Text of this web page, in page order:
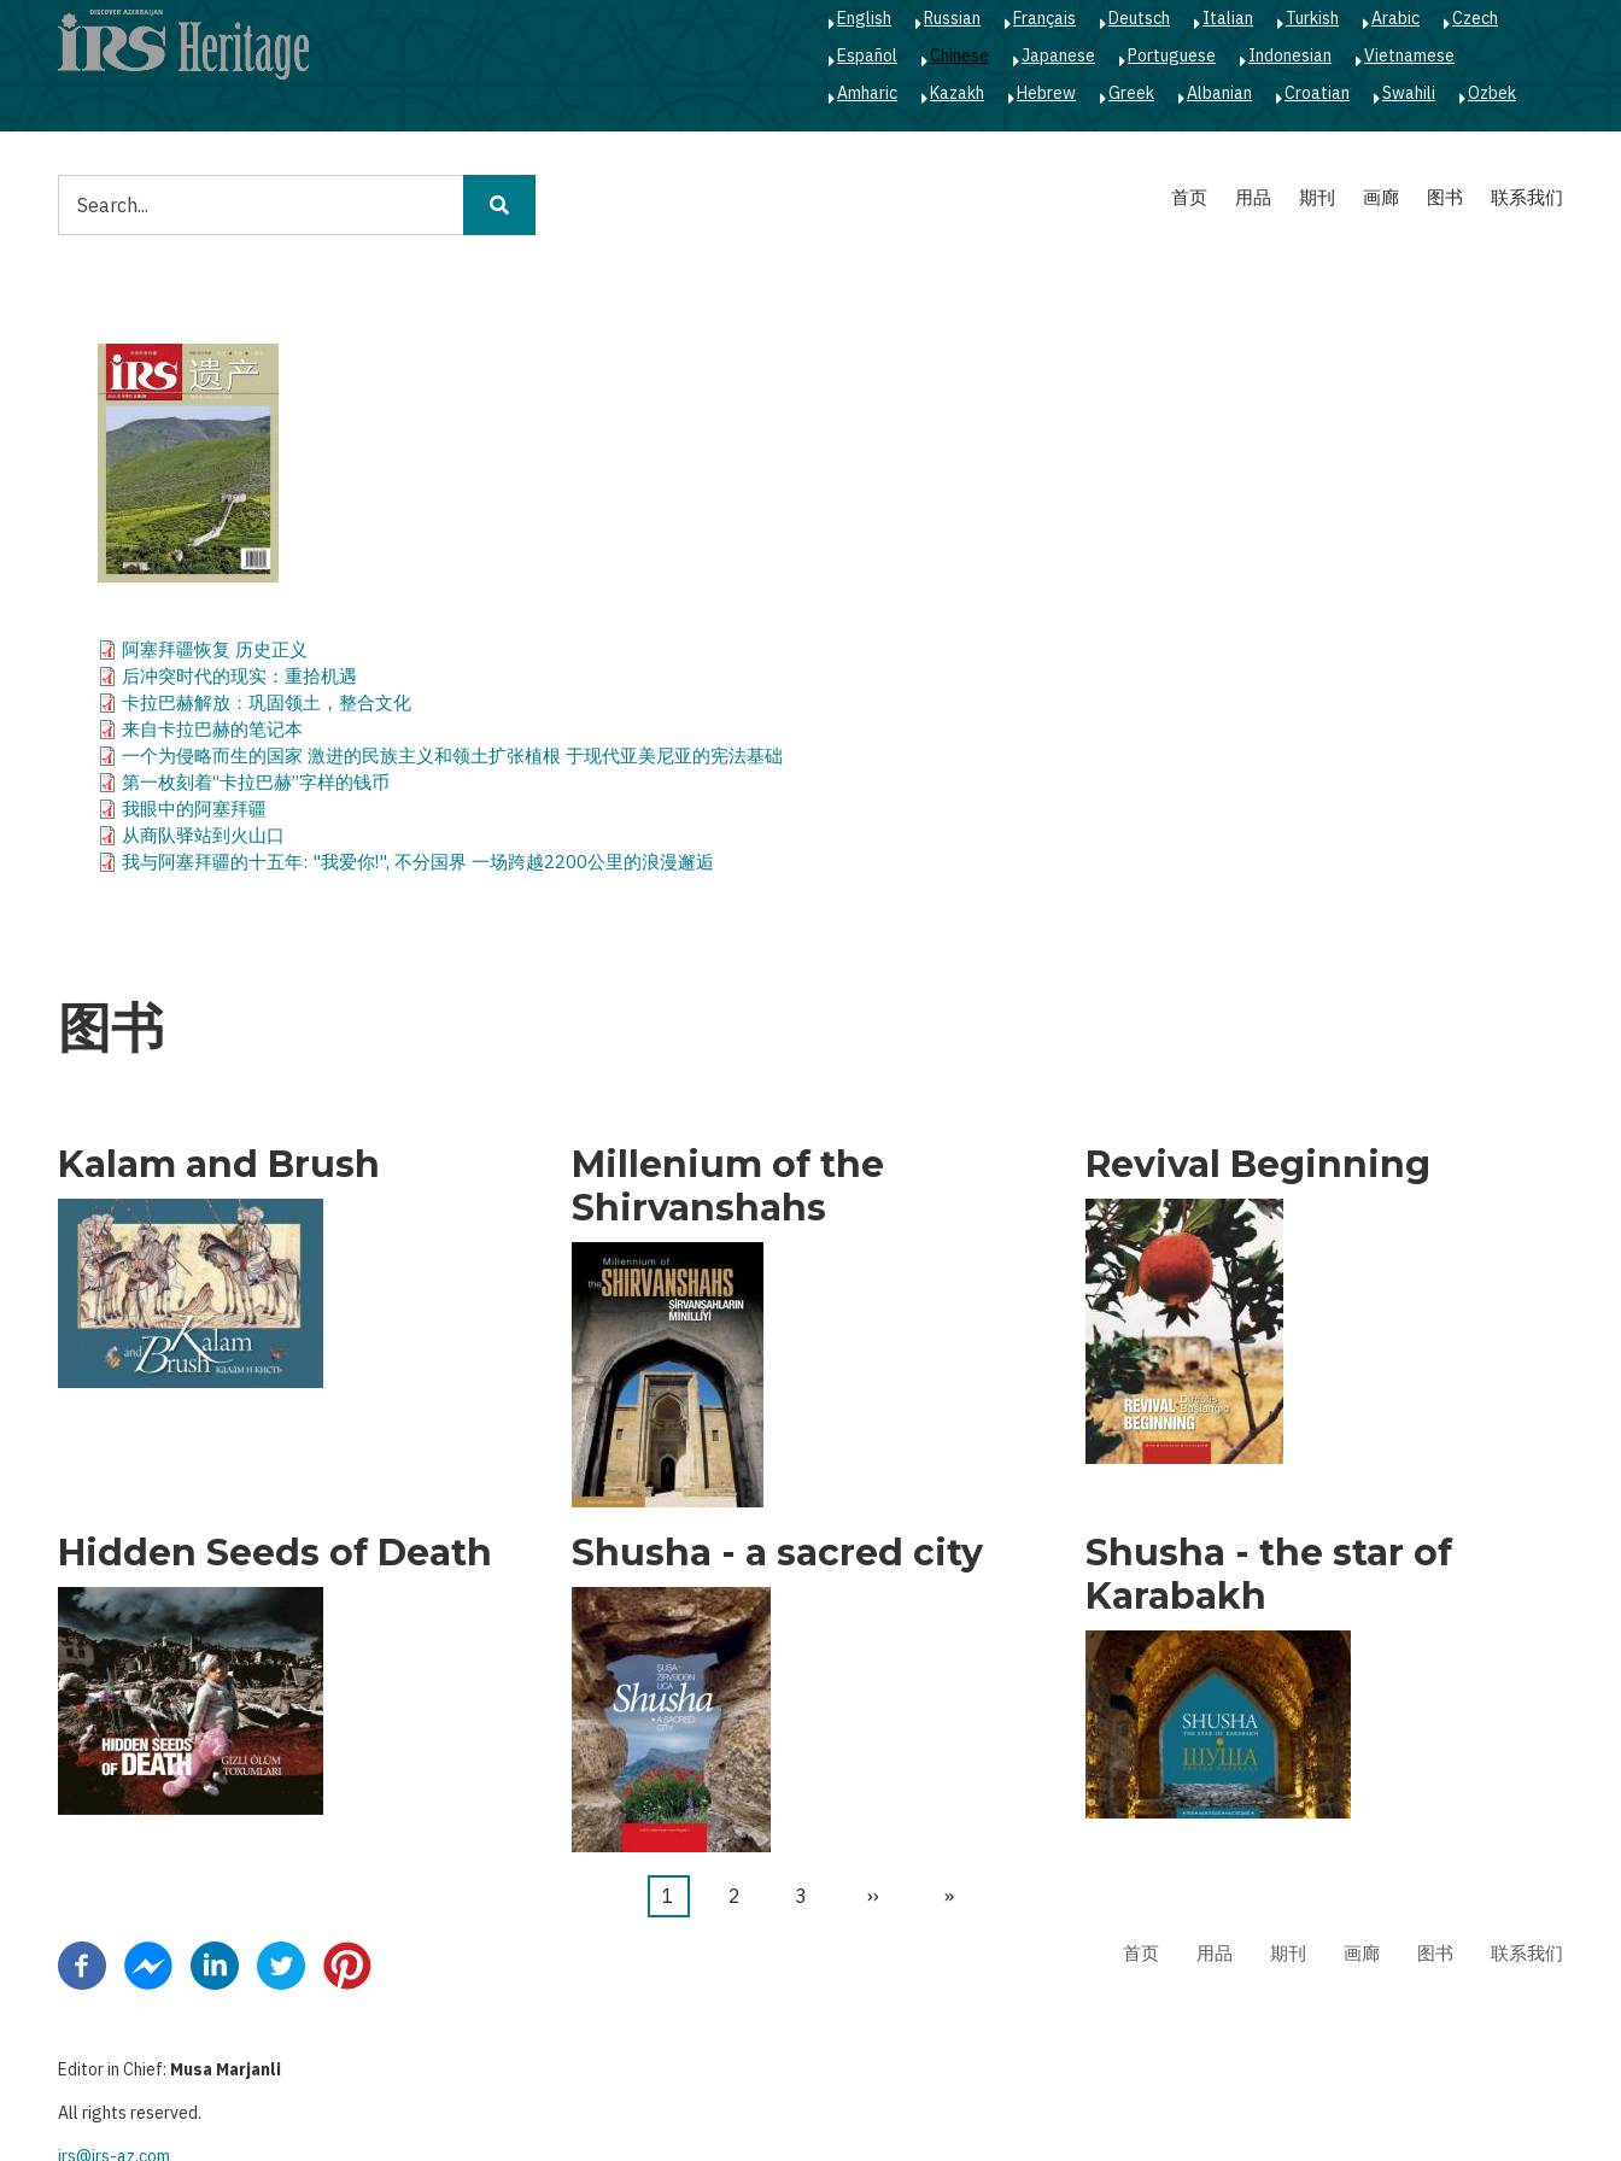
English Russian Français Deutsch Italian Turkish Arabic
Czech
Español
Chinese Japanese Portuguese Indonesian
Vietnamese
Amharic
Kazakh Hebrew Greek Albanian Croatian Swahili Ozbek
首页 用品 期刊 画廊 图书 联系我们
阿塞拜疆恢复 历史正义
后冲突时代的现实：重拾机遇
卡拉巴赫解放：巩固领土，整合文化
来自卡拉巴赫的笔记本
一个为侵略而生的国家 激进的民族主义和领土扩张植根 于现代亚美尼亚的宪法基础
第一枚刻着“卡拉巴赫”字样的钱币
我眼中的阿塞拜疆
从商队驿站到火山口
我与阿塞拜疆的十五年: "我爱你!", 不分国界 一场跨越2200公里的浪漫邂逅
图书
Kalam and Brush
Millenium of the
Shirvanshahs
Revival Beginning
Hidden Seeds of Death Shusha - a sacred city
Shusha - the star of
Karabakh
页
当
1
页
2
页
3
下
››
末
»
Editor in Chief: Musa Marjanli
All rights reserved.
irs@irs-az.com
首页 用品 期刊 画廊 图书 联系我们